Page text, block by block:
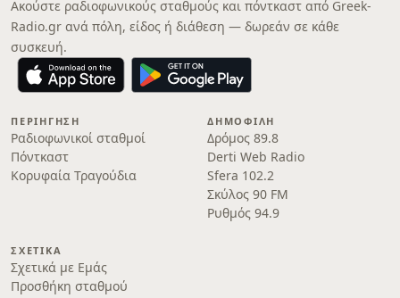
Ακούστε ραδιοφωνικούς σταθμούς και πόντκαστ από Greek-
Radio.gr ανά πόλη, είδος ή διάθεση — δωρεάν σε κάθε
συσκευή.
ΠΕΡΙΉΓΗΣΗ
Ραδιοφωνικοί σταθμοί
Πόντκαστ
Κορυφαία Τραγούδια
ΔΗΜΟΦΙΛΉ
Δρόμος 89.8
Derti Web Radio
Sfera 102.2
Σκύλος 90 FM
Ρυθμός 94.9
ΣΧΕΤΙΚΆ
Σχετικά με Εμάς
Προσθήκη σταθμού